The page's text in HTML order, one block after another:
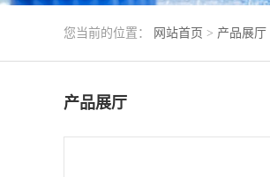
您当前的位置： 网站首页 > 产品展厅
产品展厅